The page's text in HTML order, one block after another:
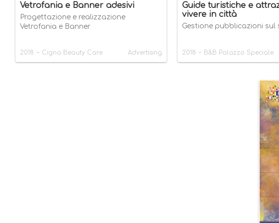
Vetrofania e Banner adesivi
Progettazione e realizzazione
Vetrofania e Banner
2018 - Cigna Beauty Care Advertising
Guide turistiche e
vivere in città
Gestione pubblicazioni sul
2018 - B&B Palazzo Speciale